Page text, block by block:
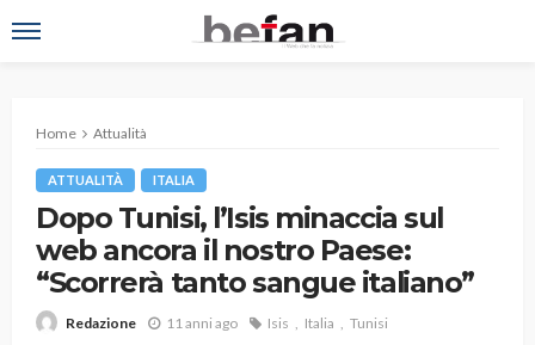
Home Attualità
ATTUALITÀ ITALIA
Dopo Tunisi, l’Isis minaccia sul
web ancora il nostro Paese:
“Scorrerà tanto sangue italiano”
Redazione 11 anni ago Isis Italia Tunisi